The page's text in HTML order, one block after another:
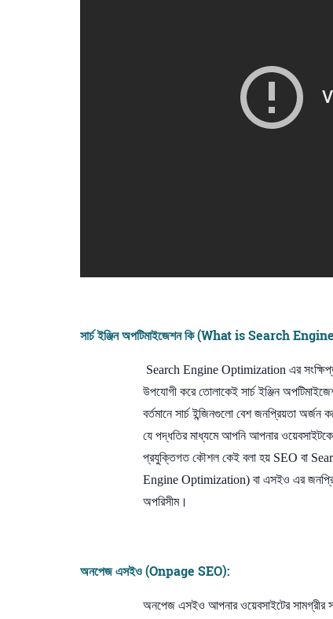
সার্চ ইঞ্জিন অপটিমাইজেশন কি (What is Search
Search Engine Optimization এর
উপযোগী করে তোলাকেই সার্চ ইঞ্জিন
বর্তমানে সার্চ ইন্জিনগুলো বেশ জনপ্রিয়তা
যে পদ্ধতির মাধ্যমে আপনি আপনার
প্রযুক্তিগত কৌশল কেই বলা হয় SEO বা
Engine Optimization) বা এসইও এর
অপরিসীম।
অনপেজ এসইও (Onpage SEO):
অনপেজ এসইও আপনার ওয়েবসাইটের সামগ্রীর